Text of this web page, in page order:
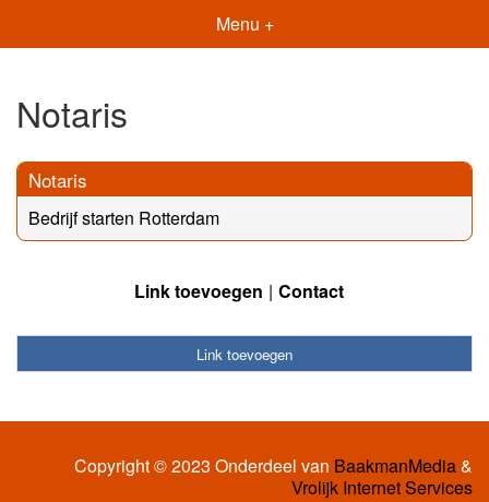
Menu +
Notaris
Notaris
Bedrijf starten Rotterdam
Link toevoegen Contact
Link toevoegen
Copyright © 2023 Onderdeel van BaakmanMedia&
Vrolijk Internet Services